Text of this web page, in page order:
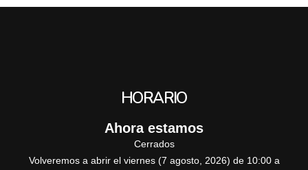
HORARIO
Ahora estamos
Cerrados
Volveremos a abrir el viernes (7 agosto, 2026) de 10:00 a